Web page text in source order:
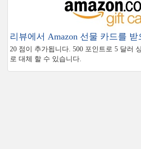
리뷰에서 Amazon 선물 카드를 받
20 점이 추가됩니다. 500 포인트로 5 달러
로 대체 할 수 있습니다.